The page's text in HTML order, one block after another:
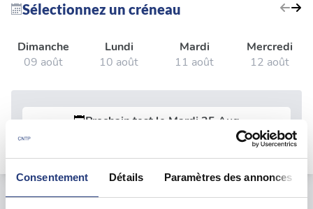
Consentement Détails Paramètres des annonces
Sélectionnez un créneau
Dimanche
09 août
Lundi
10 août
Mardi
11 août
Mercredi
12 août
Prochain test le Mardi 25 Aug